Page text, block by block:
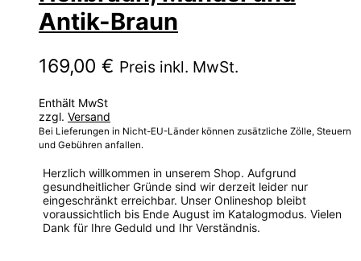
Antik-Braun
169,00 € Preis inkl. MwSt.
Enthält MwSt
zzgl. Versand
Bei Lieferungen in Nicht-EU-Länder können zusätzliche Zölle, Steuern
und Gebühren anfallen.
Herzlich willkommen in unserem Shop. Aufgrund
gesundheitlicher Gründe sind wir derzeit leider nur
eingeschränkt erreichbar. Unser Onlineshop bleibt
voraussichtlich bis Ende August im Katalogmodus. Vielen
Dank für Ihre Geduld und Ihr Verständnis.